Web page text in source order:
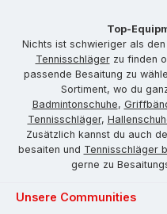
Top-
Nichts ist schwieriger als
Tennisschlägerzu finden
passende Besaitung zu
Sortiment, wo du
Badmintonschuhe,
Tennisschläger,
Zusätzlich kannst du auch
besaiten und Tennisschläger
gerne zu
Unsere Communities